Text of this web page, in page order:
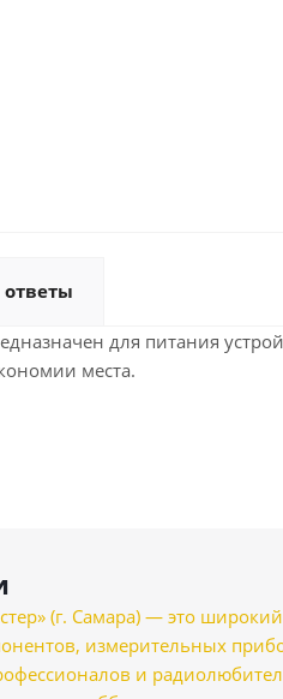
для питания
места.
(г. Самара) — это
измерительных
и